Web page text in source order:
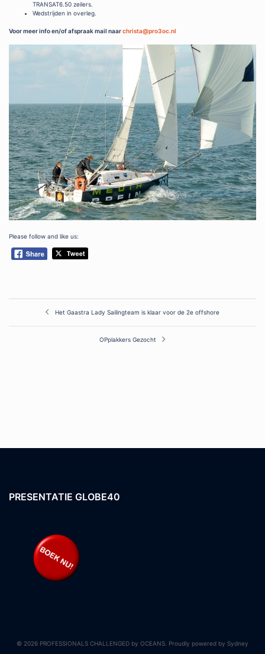
TRANSAT6.50 zeilers.
Wedstrijden in overleg.
Voor meer info en/of afspraak mail naarchrista@pro3oc.nl
Please follow and like us:
navigation
Het Gaastra Lady Sailingteam is klaar voor de 2e offshore
OPplakkers Gezocht
PRESENTATIE GLOBE40
© 2026 PROFESSIONALS CHALLENGED by OCEANS. Proudly powered by Sydney